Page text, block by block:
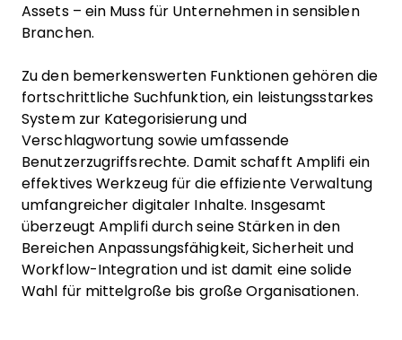
Assets – ein Muss für Unternehmen in sensiblen
Branchen.
Zu den bemerkenswerten Funktionen gehören die
fortschrittliche Suchfunktion, ein leistungsstarkes
System zur Kategorisierung und
Verschlagwortung sowie umfassende
Benutzerzugriffsrechte. Damit schafft Amplifi ein
effektives Werkzeug für die effiziente Verwaltung
umfangreicher digitaler Inhalte. Insgesamt
überzeugt Amplifi durch seine Stärken in den
Bereichen Anpassungsfähigkeit, Sicherheit und
Workflow-Integration und ist damit eine solide
Wahl für mittelgroße bis große Organisationen.